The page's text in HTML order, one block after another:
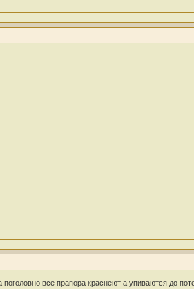
все прапора краснеют а упиваются до